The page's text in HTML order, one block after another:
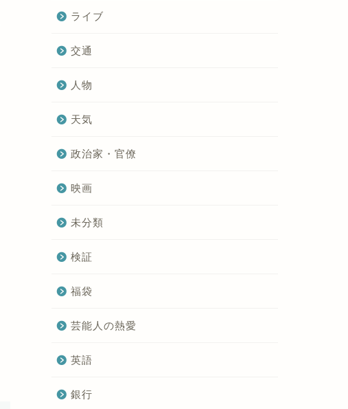
ライブ
交通
人物
天気
政治家・官僚
映画
未分類
検証
福袋
芸能人の熱愛
英語
銀行